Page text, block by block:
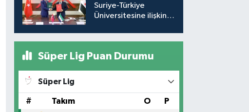
Suriye-Türkiye
Üniversitesine ilişkin
Süper Lig Puan Durumu
Süper Lig
# Takım O P